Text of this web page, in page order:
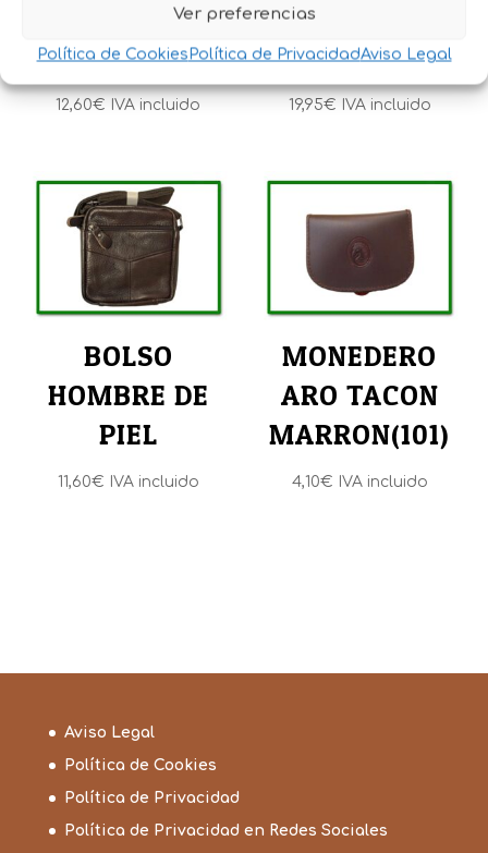
Ver preferencias
Política de Cookies Política de PrivacidadAviso Legal
HOMBRE (LU-
2264)
12,60€ IVA incluido
SERPIENTE
BEIGE (GL1338)
19,95€ IVA incluido
BOLSO
HOMBRE DE
PIEL
11,60€ IVA incluido
MONEDERO
ARO TACON
MARRON(101)
4,10€ IVA incluido
Aviso Legal
Política de Cookies
Política de Privacidad
Política de Privacidad en Redes Sociales